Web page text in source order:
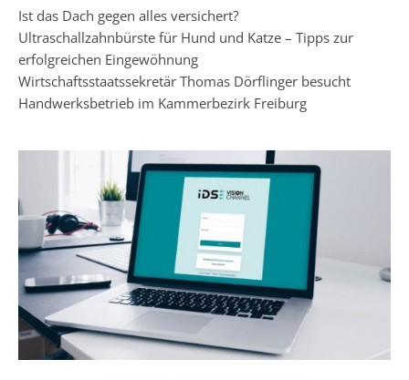
Ist das Dach gegen alles versichert?
Ultraschallzahnbürste für Hund und Katze – Tipps zur
erfolgreichen Eingewöhnung
Wirtschaftsstaatssekretär Thomas Dörflinger besucht
Handwerksbetrieb im Kammerbezirk Freiburg